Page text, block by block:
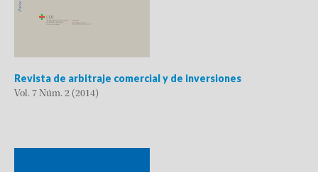
Revista de arbitraje comercial y de inversiones
Vol. 7 Núm. 2 (2014)